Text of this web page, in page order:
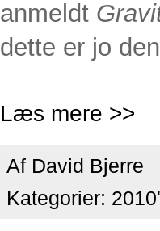
anmeldt
dette er jo
Læs mere >>
Af David Bjerre
Kategorier: